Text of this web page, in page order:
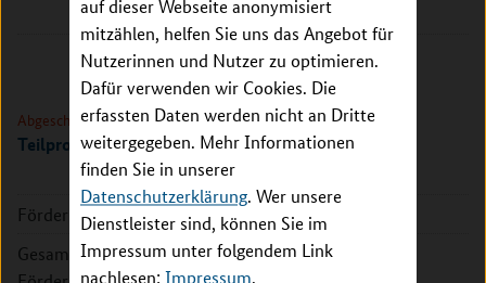
auf dieser Webseite anonymisiert
mitzählen, helfen Sie uns das Angebot für
Nutzerinnen und Nutzer zu optimieren.
Dafür verwenden wir Cookies. Die
erfassten Daten werden nicht an Dritte
weitergegeben. Mehr Informationen
finden Sie in unserer
Datenschutzerklärung. Wer unsere
Dienstleister sind, können Sie im
Impressum unter folgendem Link
nachlesen: Impressum.
10117 Berlin
Abgeschlossen
Teilprojekt Berlin II
Förderkennzeichen:
031L0220B
Gesamte
2.051.322 EUR